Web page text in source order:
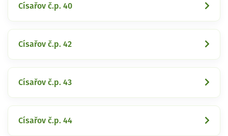
Císařov č.p. 40
Císařov č.p. 42
Císařov č.p. 43
Císařov č.p. 44